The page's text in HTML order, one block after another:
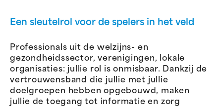
Een sleutelrol voor de spelers in het veld
Professionals uit de welzijns- en
gezondheidssector, verenigingen, lokale
organisaties: jullie rol is onmisbaar. Dankzij de
vertrouwensband die jullie met jullie
doelgroepen hebben opgebouwd, maken
jullie de toegang tot informatie en zorg